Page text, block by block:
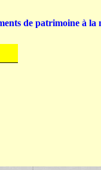
de patrimoine à la